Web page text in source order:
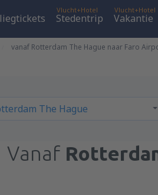
Vlucht+Hotel
Stedentrip
Vlucht+Hotel
Vakantie
vanaf Rotterdam The Hague naar Faro
Vanaf